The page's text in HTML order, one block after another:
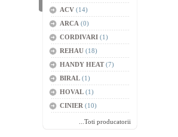
ACV (14)
ARCA (0)
CORDIVARI (1)
REHAU (18)
HANDY HEAT(7)
BIRAL (1)
HOVAL (1)
CINIER (10)
...Toti producatorii